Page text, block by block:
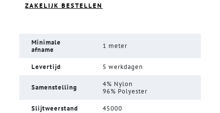
ZAKELIJK BESTELLEN
Minimale
afname
1 meter
Levertijd 5 werkdagen
Samenstelling
4% Nylon
96% Polyester
Slijtweerstand 45000